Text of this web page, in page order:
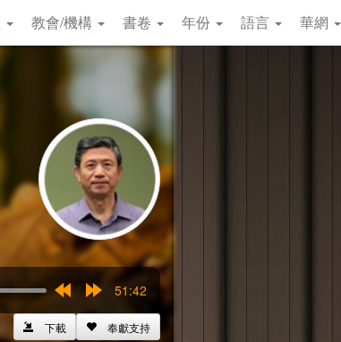
教會/機構 書卷 年份 語言 華網
15s
15s
51:42
奉獻支持
下載